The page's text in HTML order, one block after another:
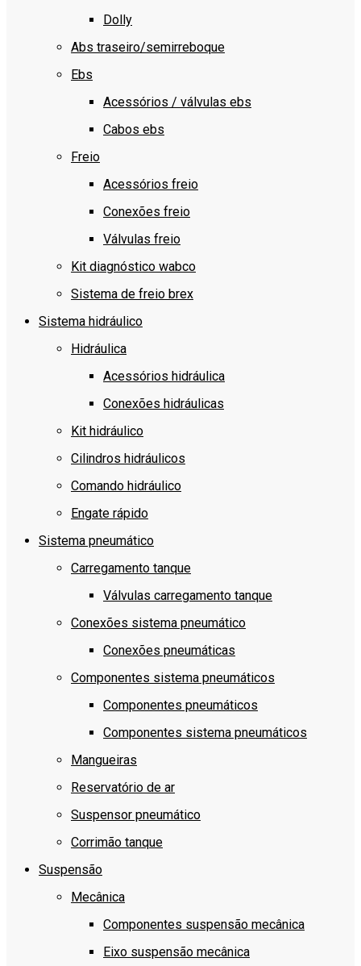
Dolly
Abs traseiro/semirreboque
Ebs
Acessórios / válvulas ebs
Cabos ebs
Freio
Acessórios freio
Conexões freio
Válvulas freio
Kit diagnóstico wabco
Sistema de freio brex
Sistema hidráulico
Hidráulica
Acessórios hidráulica
Conexões hidráulicas
Kit hidráulico
Cilindros hidráulicos
Comando hidráulico
Engate rápido
Sistema pneumático
Carregamento tanque
Válvulas carregamento tanque
Conexões sistema pneumático
Conexões pneumáticas
Componentes sistema pneumáticos
Componentes pneumáticos
Componentes sistema pneumáticos
Mangueiras
Reservatório de ar
Suspensor pneumático
Corrimão tanque
Suspensão
Mecânica
Componentes suspensão mecânica
Eixo suspensão mecânica